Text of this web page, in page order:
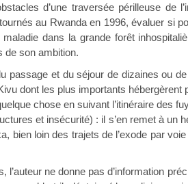
d’une traversée périlleuse de
au Rwanda en 1996, évaluer si
dans la grande forêt
de son ambition.
passage et du séjour de dizaines ou
dont les plus importants hébergèrent
chose en suivant l’itinéraire des
et insécurité) : il s’en remet à un
bien loin des trajets de l’exode par
ne donne pas d’information